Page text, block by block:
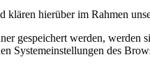
klären hierüber im Rahmen
gespeichert werden, werden
Systemeinstellungen des